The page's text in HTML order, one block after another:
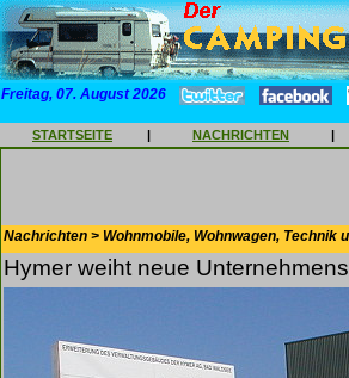
Freitag, 07. August 2026
STARTSEITE | NACHRICHTEN |
Nachrichten > Wohnmobile, Wohnwagen, Technik
Hymer weiht neue